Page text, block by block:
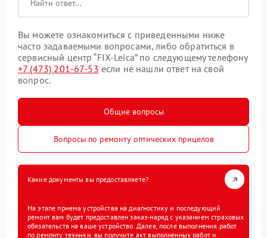
Вы можете ознакомиться с приведенными ниже
часто задаваемыми вопросами, либо обратиться в
сервисный центр “FIX-Leica” по следующему телефону
+7 (473) 201-67-53 если не нашли ответ на свой
вопрос.
Общие вопросы
Вопросы по ремонту оптических прицелов
Какие документы вы предоставляете?
На этапе приема устройства на диагностику и последующий
ремонт вам будет предоставлен заказ-наряд с указанием страховых
обязательств на ваше устройство. Далее, после выполнения работ
по ремонту техники, вы получите акт выполненных работ и